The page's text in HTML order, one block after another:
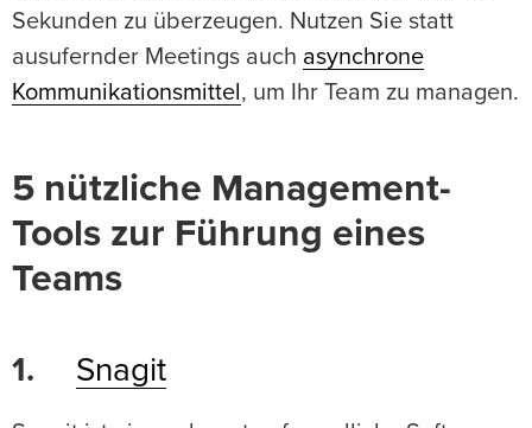
Sekunden zu überzeugen. Nutzen Sie statt
ausufernder Meetings auch asynchrone
Kommunikationsmittel , um Ihr Team zu managen.
5 nützliche Management-
Tools zur Führung eines
Teams
1. Snagit